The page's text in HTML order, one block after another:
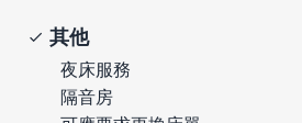
其他
夜床服務
隔音房